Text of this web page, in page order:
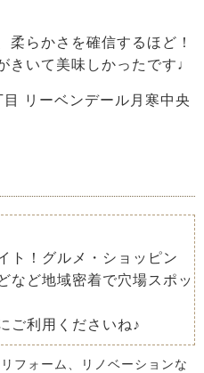
柔らかさを確信するほど！
きいて美味しかったです♩
リーベンデール月寒中央
ト！グルメ・ショッピン
など地域密着で穴場スポッ
ご利用くださいね♪
フォーム、リノベーションな